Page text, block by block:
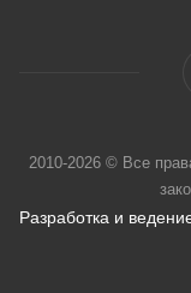
2010-2026 © Все
Разработка и